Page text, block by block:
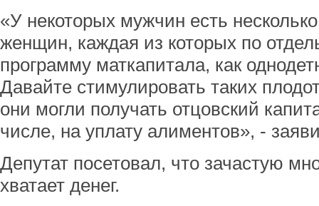
«У некоторых мужчин есть
женщин, каждая из которых по
программу маткапитала, как
Давайте стимулировать таких
они могли получать отцовский
числе, на уплату алиментов», -
Депутат посетовал, что зачастую
хватает денег.